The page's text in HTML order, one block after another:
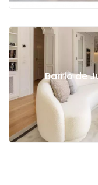
Barrio de